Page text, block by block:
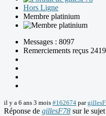
Hors Ligne
Membre platinium
Messages : 8097
Remerciements reçus 2419
il y a 6 ans 3 mois #162674 par
Réponse de gillesF78 sur le sujet